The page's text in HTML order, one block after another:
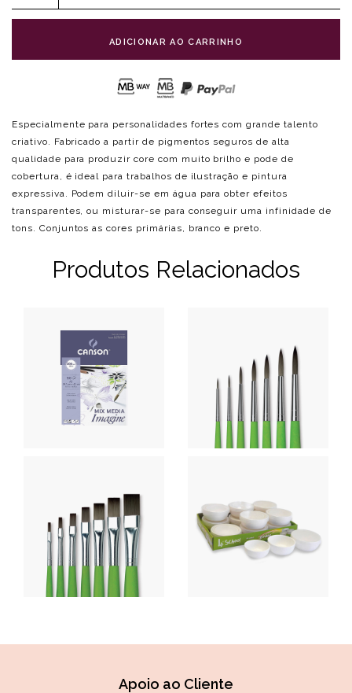
ADICIONAR AO CARRINHO
Especialmente para personalidades fortes com grande talento
criativo. Fabricado a partir de pigmentos seguros de alta
qualidade para produzir core com muito brilho e pode de
cobertura, é ideal para trabalhos de ilustração e pintura
expressiva. Podem diluir-se em água para obter efeitos
transparentes, ou misturar-se para conseguir uma infinidade de
tons. Conjuntos as cores primárias, branco e preto.
Produtos Relacionados
Apoio ao Cliente